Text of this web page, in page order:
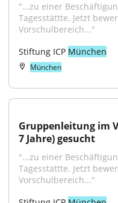
"...zu einer
Tagesstättte. Jetzt
Vorschulbereich..."
Stiftung ICP München
München
Gruppenleitung im
7 Jahre) gesucht
"...zu einer
Tagesstättte. Jetzt
Vorschulbereich..."